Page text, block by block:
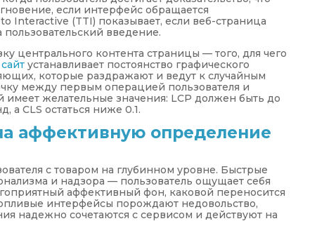
если интерфейс обращается
Interactive (TTI) показывает, если веб-страница
введение.
центрального контента страницы — того, для чего
устанавливает постоянство графического
которые раздражают и ведут к случайным
между первым операцией пользователя и
имеет желательные значения: LCP должен быть до
а CLS остаться ниже 0.1.
аффективную определение
с товаром на глубинном уровне. Быстрые
и надзора — пользователь ощущает себя
аффективный фон, каковой переносится
интерфейсы порождают недовольство,
надежно сочетаются с сервисом и действуют на